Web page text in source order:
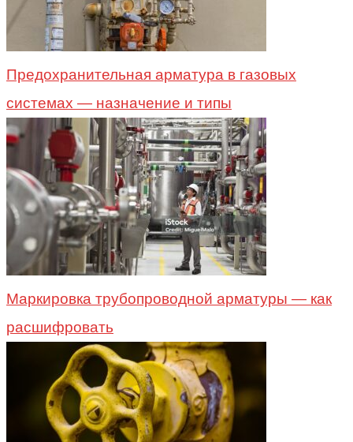
Предохранительная арматура в газовых
системах — назначение и типы
Маркировка трубопроводной арматуры — как
расшифровать